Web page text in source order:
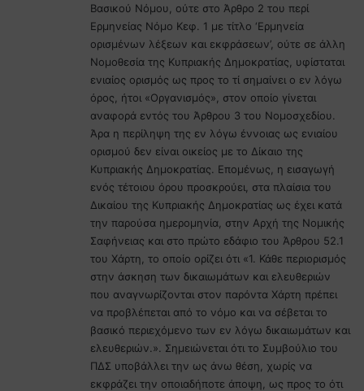
Βασικού Νόμου, ούτε στο Άρθρο 2 του περί
Ερμηνείας Νόμο Κεφ. 1 με τίτλο ‘Ερμηνεία
ορισμένων λέξεων και εκφράσεων’, ούτε σε άλλη
Νομοθεσία της Κυπριακής Δημοκρατίας, υφίσταται
ενιαίος ορισμός ως προς το τί σημαίνει ο εν λόγω
όρος, ήτοι «Οργανισμός», στον οποίο γίνεται
αναφορά εντός του Άρθρου 3 του Νομοσχεδίου.
Άρα η περίληψη της εν λόγω έννοιας ως ενιαίου
ορισμού δεν είναι οικείος με το Δίκαιο της
Κυπριακής Δημοκρατίας. Επομένως, η εισαγωγή
ενός τέτοιου όρου προσκρούει, στα πλαίσια του
Δικαίου της Κυπριακής Δημοκρατίας ως έχει κατά
την παρούσα ημερομηνία, στην Αρχή της Νομικής
Σαφήνειας και στο πρώτο εδάφιο του Άρθρου 52.1
του Χάρτη, το οποίο ορίζει ότι «1. Κάθε περιορισμός
στην άσκηση των δικαιωμάτων και ελευθεριών
που αναγνωρίζονται στον παρόντα Χάρτη πρέπει
να προβλέπεται από το νόμο και να σέβεται το
βασικό περιεχόμενο των εν λόγω δικαιωμάτων και
ελευθεριών.». Σημειώνεται ότι το Συμβούλιο του
ΠΔΣ υποβάλλει την ως άνω θέση, χωρίς να
εκφράζει την οποιαδήποτε άποψη, ως προς το ότι